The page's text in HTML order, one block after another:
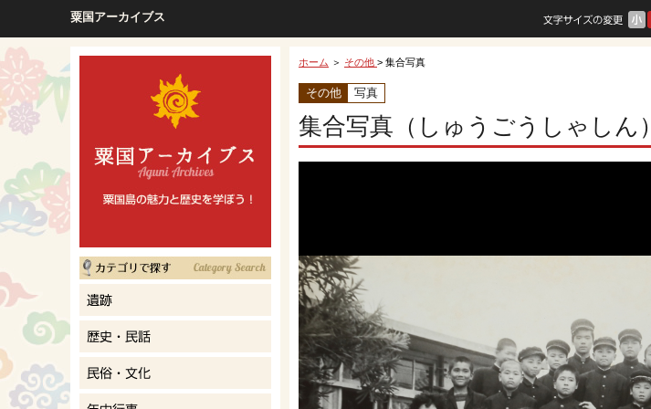
粟国アーカイブス
ホーム ＞ その他 > 集合写真
その他 写真
集合写真（しゅうごうしゃしん）